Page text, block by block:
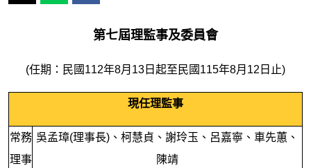
第七屆理監事及委員會
(任期：民國112年8月13日起至民國115年8月12日止)
現任理監事
常務
理事
吳孟璋(理事長)、柯慧貞、謝玲玉、呂嘉寧、車先蕙、
陳靖